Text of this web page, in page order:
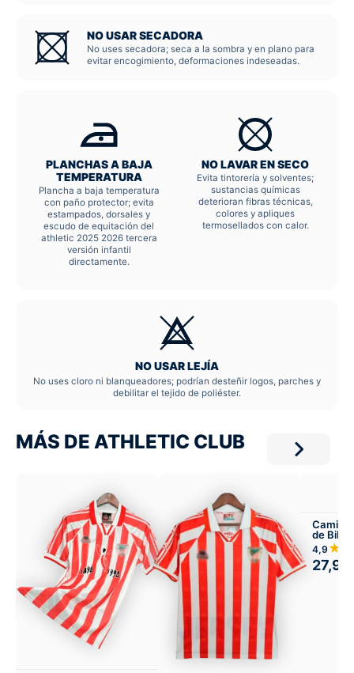
NO USAR SECADORA
No uses secadora; seca a la sombra y en plano para
evitar encogimiento, deformaciones indeseadas.
PLANCHAS A BAJA
TEMPERATURA
Plancha a baja temperatura
con paño protector; evita
estampados, dorsales y
escudo de equitación del
athletic 2025 2026 tercera
versión infantil
directamente.
NO LAVAR EN SECO
Evita tintorería y solventes;
sustancias químicas
deterioran fibras técnicas,
colores y apliques
termosellados con calor.
NO USAR LEJÍA
No uses cloro ni blanqueadores; podrían desteñir logos, parches y
debilitar el tejido de poliéster.
MÁS DE ATHLETIC CLUB
de
Versión
4,9
27,99